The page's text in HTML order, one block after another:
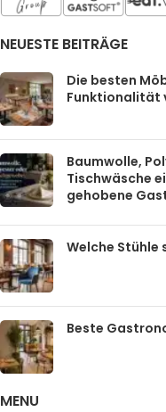
NEUESTE BEITRÄGE
Die besten
Funktionalität
Baumwolle,
Tischwäsche
gehobene
Welche
Beste
MENU